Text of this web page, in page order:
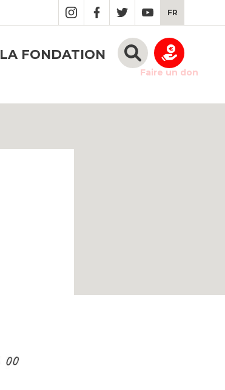
FR
LA FONDATION
Faire un don